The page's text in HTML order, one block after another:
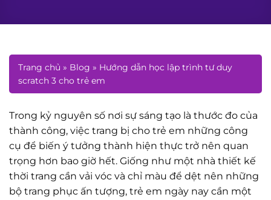
Trang chủ » Blog » Hướng dẫn học lập trình tư duy
scratch 3 cho trẻ em
Trong kỷ nguyên số nơi sự sáng tạo là thước đo của
thành công, việc trang bị cho trẻ em những công
cụ để biến ý tưởng thành hiện thực trở nên quan
trọng hơn bao giờ hết. Giống như một nhà thiết kế
thời trang cần vải vóc và chỉ màu để dệt nên những
bộ trang phục ấn tượng, trẻ em ngày nay cần một